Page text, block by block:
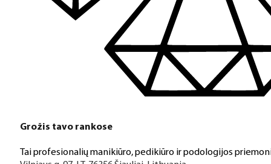
Grožis tavo rankose
Tai profesionalių manikiūro, pedikiūro ir podologijos